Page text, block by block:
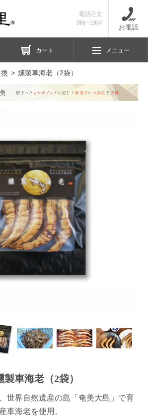
電話注文
9時~19時
お電話
カート メニュー
燻製車海老（2袋）
製車海老（2袋）
世界自然遺産の島「奄美大島」で育
車海老を使用。